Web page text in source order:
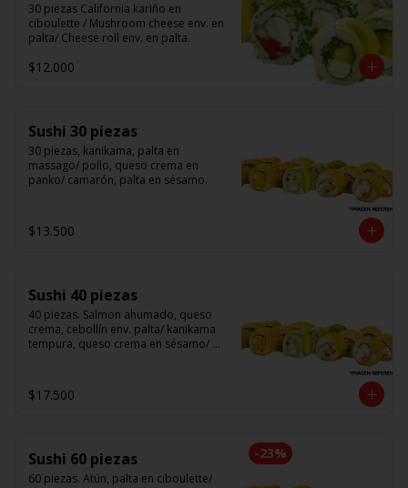
30 piezas California kariño en
ciboulette / Mushroom cheese env. en
palta/ Cheese roll env. en palta.
$12.000
Sushi 30 piezas
30 piezas, kanikama, palta en
massago/ pollo, queso crema en
panko/ camarón, palta en sésamo.
$13.500
Sushi 40 piezas
40 piezas. Salmon ahumado, queso
crema, cebollín env. palta/ kanikama
tempura, queso crema en sésamo/
$17.500
-23%
Sushi 60 piezas
60 piezas. Atún, palta en ciboulette/